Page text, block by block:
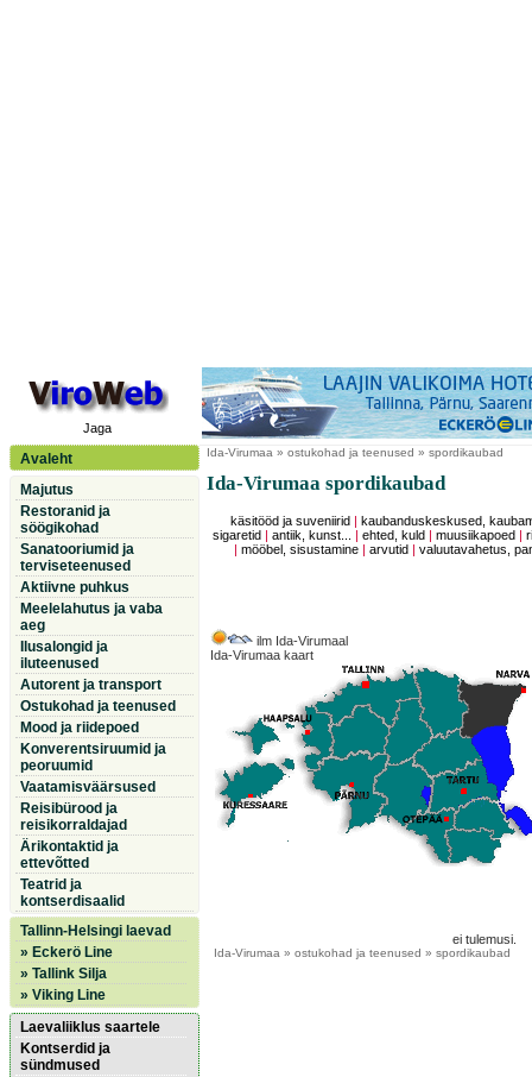
Jaga
Avaleht
Majutus
Restoranid ja
söögikohad
Sanatooriumid ja
terviseteenused
Aktiivne puhkus
Meelelahutus ja vaba
aeg
Ilusalongid ja
iluteenused
Autorent ja transport
Ostukohad ja teenused
Mood ja riidepoed
Konverentsiruumid ja
peoruumid
Vaatamisväärsused
Reisibürood ja
reisikorraldajad
Ärikontaktid ja
ettevõtted
Teatrid ja
kontserdisaalid
Tallinn-Helsingi laevad
» Eckerö Line
» Tallink Silja
» Viking Line
Laevaliiklus saartele
Kontserdid ja
sündmused
Ida-Virumaa » ostukohad ja teenused » spordikaubad
Ida-Virumaa spordikaubad
käsitööd ja suveniirid
kaubanduskeskused,
sigaretid
|antiik, kunst... |ehted, kuld |muusiikapoed |
|mööbel, sisustamine |arvutid |valuutavahetus,
ilm Ida-Virumaal
Ida-Virumaa kaart
ei tulemusi.
Ida-Virumaa » ostukohad ja teenused » spordikaubad